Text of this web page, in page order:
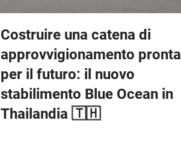
Costruire una catena di
approvvigionamento pronta
per il futuro: il nuovo
stabilimento Blue Ocean in
Thailandia 🇹🇭